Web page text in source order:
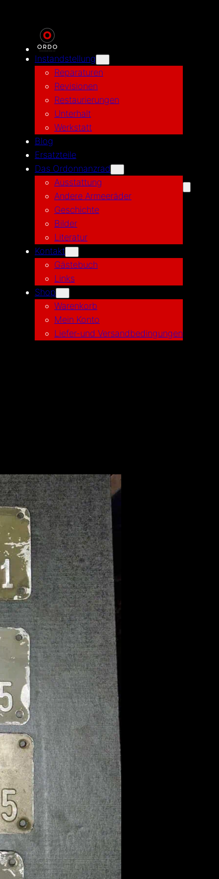
Instandstellung
Reparaturen
Revisionen
Restaurierungen
Unterhalt
Werkstatt
Blog
Ersatzteile
Das Ordonnanzrad
Ausstattung
Andere Armeeräder
Geschichte
Bilder
Literatur
Kontakt
Gästebuch
Links
Shop
Warenkorb
Mein Konto
Liefer-und Versandbedingungen